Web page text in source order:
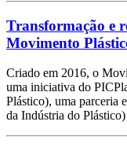
Transformação e
Movimento
Criado em 2016, o
uma iniciativa do
Plástico), uma parceria
da Indústria do